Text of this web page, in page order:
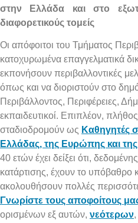
στην Ελλάδα και στο
διαφορετικούς τομείς
Οι απόφοιτοι του Τμήματος
κατοχυρωμένα επαγγελματικά
εκπονήσουν περιβαλλοντικές
όπως και να διοριστούν στο
Περιβάλλοντος, Περιφέρειες,
εκπαιδευτικοί. Επιπλέον,
σταδιοδρομούν ως Καθηγητές
Ελλάδας, της Ευρώπης και
40 ετών έχει δείξει ότι,
κατάρτισης, έχουν το υπόβαθρο
ακολουθήσουν πολλές
Γνωρίστε τους αποφοίτους
ορισμένων εξ αυτών, νεότερων,